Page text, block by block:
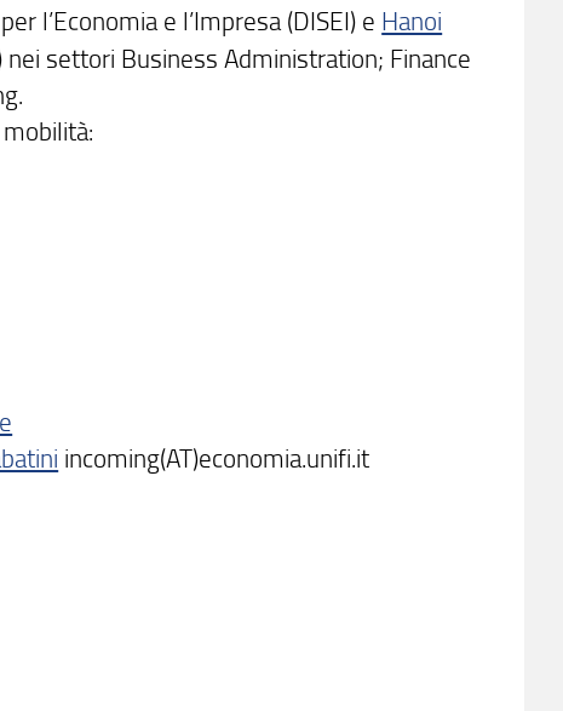
l’Economia e l’Impresa (DISEI) e Hanoi
settori Business Administration; Finance
incoming(AT)economia.unifi.it